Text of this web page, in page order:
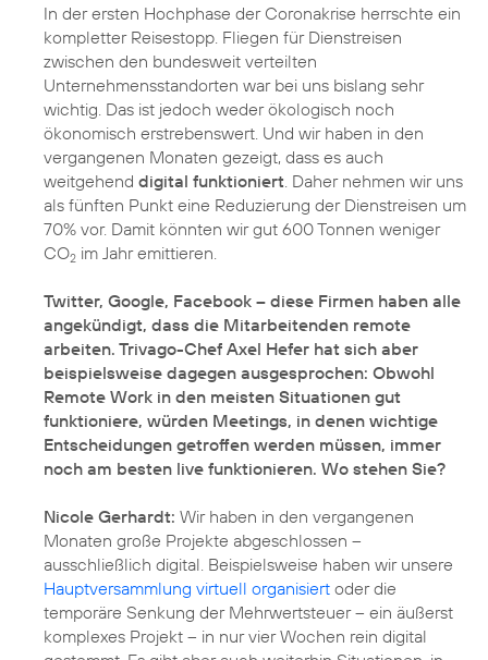
In der ersten Hochphase der Coronakrise herrschte ein
kompletter Reisestopp. Fliegen für Dienstreisen
zwischen den bundesweit verteilten
Unternehmensstandorten war bei uns bislang sehr
wichtig. Das ist jedoch weder ökologisch noch
ökonomisch erstrebenswert. Und wir haben in den
vergangenen Monaten gezeigt, dass es auch
weitgehend digital funktioniert . Daher nehmen wir uns
als fünften Punkt eine Reduzierung der Dienstreisen um
70% vor. Damit könnten wir gut 600 Tonnen weniger
CO2 im Jahr emittieren.
Twitter, Google, Facebook – diese Firmen haben alle
angekündigt, dass die Mitarbeitenden remote
arbeiten. Trivago-Chef Axel Hefer hat sich aber
beispielsweise dagegen ausgesprochen: Obwohl
Remote Work in den meisten Situationen gut
funktioniere, würden Meetings, in denen wichtige
Entscheidungen getroffen werden müssen, immer
noch am besten live funktionieren. Wo stehen Sie?
Nicole Gerhardt: Wir haben in den vergangenen
Monaten große Projekte abgeschlossen –
ausschließlich digital. Beispielsweise haben wir unsere
Hauptversammlung virtuell organisiert oder die
temporäre Senkung der Mehrwertsteuer – ein äußerst
komplexes Projekt – in nur vier Wochen rein digital